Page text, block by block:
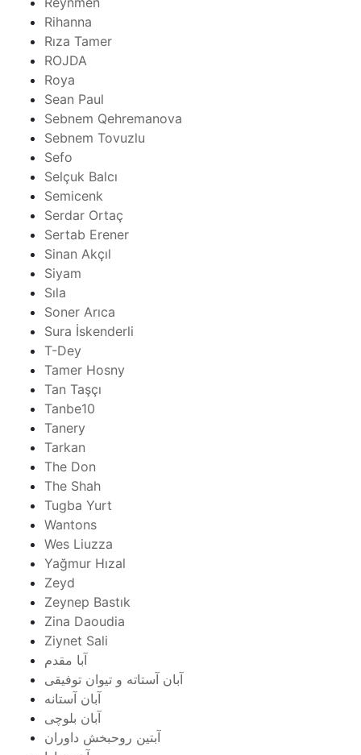
Rihanna
Rıza Tamer
ROJDA
Roya
Sean Paul
Sebnem Qehremanova
Sebnem Tovuzlu
Sefo
Selçuk Balcı
Semicenk
Serdar Ortaç
Sertab Erener
Sinan Akçıl
Siyam
Sıla
Soner Arıca
Sura İskenderli
T-Dey
Tamer Hosny
Tan Taşçı
Tanbe10
Tanery
Tarkan
The Don
The Shah
Tugba Yurt
Wantons
Wes Liuzza
Yağmur Hızal
Zeyd
Zeynep Bastık
Zina Daoudia
Ziynet Sali
آبا مقدم
آبان آستاته و تیوان توفیقی
آبان آستانه
آبان بلوچی
آبتین روحبخش داوران